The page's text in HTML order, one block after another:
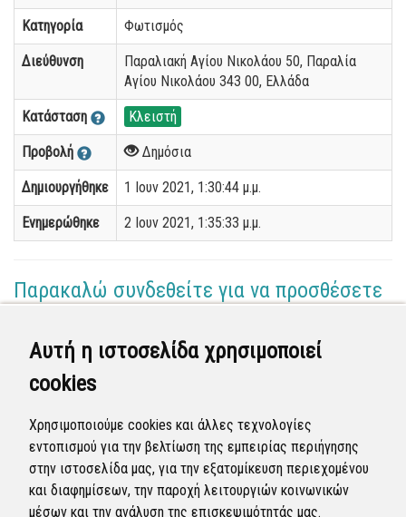
Αυτή η ιστοσελίδα χρησιμοποιεί
cookies
Χρησιμοποιούμε cookies και άλλες τεχνολογίες
εντοπισμού για την βελτίωση της εμπειρίας περιήγησης
στην ιστοσελίδα μας, για την εξατομίκευση περιεχομένου
και διαφημίσεων, την παροχή λειτουργιών κοινωνικών
μέσων και την ανάλυση της επισκεψιμότητάς μας.
Κατηγορία Φωτισμός
Διεύθυνση
Παραλιακή Αγίου Νικολάου 50, Παραλία
Αγίου Νικολάου 343 00, Ελλάδα
Κατάσταση Κλειστή
Προβολή Δημόσια
Δημιουργήθηκε 1 Ιουν 2021, 1:30:44 μ.μ.
Ενημερώθηκε 2 Ιουν 2021, 1:35:33 μ.μ.
Παρακαλώ συνδεθείτε για να προσθέσετε
(Επόπτης)
02 Ιουν 2021 - 12:57
Ολοκληρώθηκε η διεκπεραίωση της αναφοράς από
τον Δήμο.